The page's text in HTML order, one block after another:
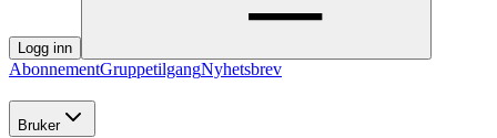
Logg inn
AbonnementGruppetilgangNyhetsbrev
Bruker